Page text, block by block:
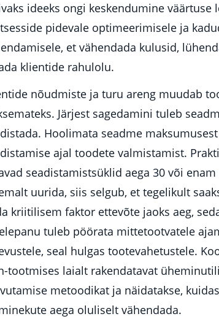
ideeks ongi keskendumine väärtuse
pidevale optimeerimisele ja
et vähendada kulusid,
klientide rahulolu.
nõudmiste ja turu areng muudab
Järjest sagedamini tuleb
Hoolimata seadme
ajal toodete valmistamist.
seadistamistsüklid aega 30 või
uurida, siis selgub, et tegelikult
kriitilisem faktor ettevõte jaoks aeg,
tuleb pöörata mittetootvatele
seal hulgas tootevahetustele.
tootmises laialt rakendatavat
metoodikat ja näidatakse,
aega oluliselt vähendada.